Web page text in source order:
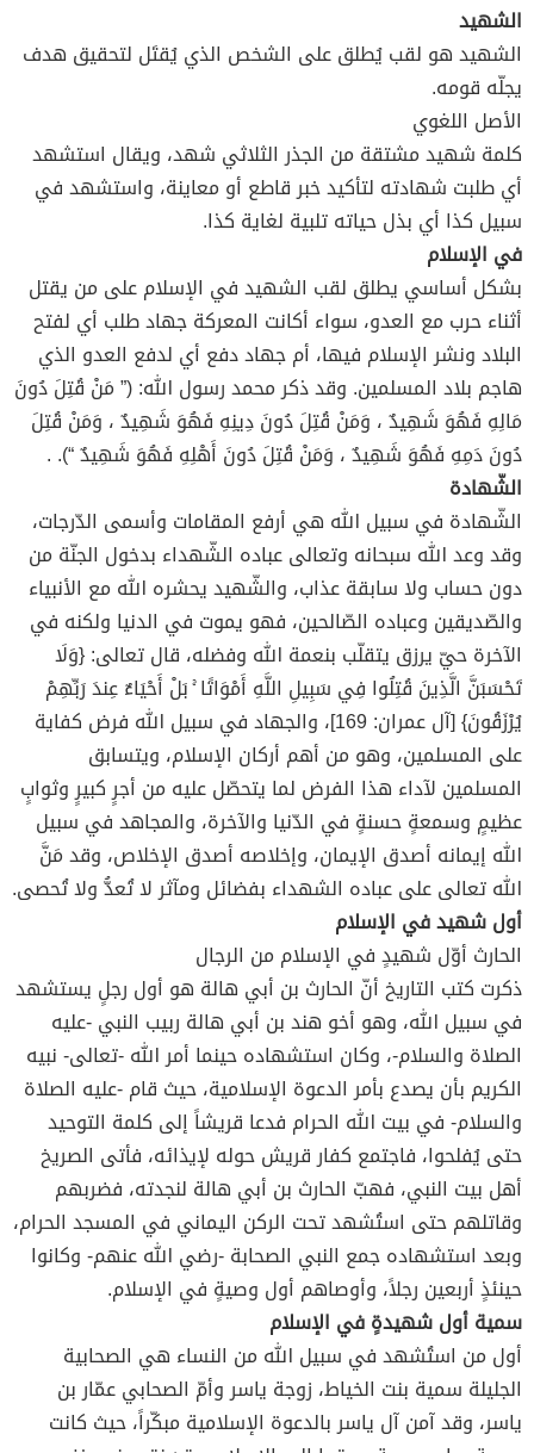
الشهيد
الشهيد هو لقب يُطلق على الشخص الذي يُقتَل لتحقيق هدف
يجلّه قومه.
الأصل اللغوي
كلمة شهيد مشتقة من الجذر الثلاثي شهد، ويقال استشهد
أي طلبت شهادته لتأكيد خبر قاطع أو معاينة، واستشهد في
سبيل كذا أي بذل حياته تلبية لغاية كذا.
في الإسلام
بشكل أساسي يطلق لقب الشهيد في الإسلام على من يقتل
أثناء حرب مع العدو، سواء أكانت المعركة جهاد طلب أي لفتح
البلاد ونشر الإسلام فيها، أم جهاد دفع أي لدفع العدو الذي
هاجم بلاد المسلمين. وقد ذكر محمد رسول الله: (” مَنْ قُتِلَ دُونَ
مَالِهِ فَهُوَ شَهِيدٌ ، وَمَنْ قُتِلَ دُونَ دِينِهِ فَهُوَ شَهِيدٌ ، وَمَنْ قُتِلَ
دُونَ دَمِهِ فَهُوَ شَهِيدٌ ، وَمَنْ قُتِلَ دُونَ أَهْلِهِ فَهُوَ شَهِيدٌ “). .
الشّهادة
الشّهادة في سبيل الله هي أرفع المقامات وأسمى الدّرجات،
وقد وعد الله سبحانه وتعالى عباده الشّهداء بدخول الجنّة من
دون حساب ولا سابقة عذاب، والشّهيد يحشره الله مع الأنبياء
والصّديقين وعباده الصّالحين، فهو يموت في الدنيا ولكنه في
الآخرة حيّ يرزق يتقلّب بنعمة الله وفضله، قال تعالى: {وَلَا
تَحْسَبَنَّ الَّذِينَ قُتِلُوا فِي سَبِيلِ اللَّهِ أَمْوَاتًا ۚ بَلْ أَحْيَاءٌ عِندَ رَبِّهِمْ
يُرْزَقُونَ} [آل عمران: 169]، والجهاد في سبيل الله فرض كفاية
على المسلمين، وهو من أهم أركان الإسلام، ويتسابق
المسلمين لآداء هذا الفرض لما يتحصّل عليه من أجرٍ كبيرٍ وثوابٍ
عظيمٍ وسمعةٍ حسنةٍ في الدّنيا والآخرة، والمجاهد في سبيل
الله إيمانه أصدق الإيمان، وإخلاصه أصدق الإخلاص، وقد مَنَّ
الله تعالى على عباده الشهداء بفضائل ومآثر لا تُعدُّ ولا تُحصى.
أول شهيد في الإسلام
الحارث أوّل شهيدٍ في الإسلام من الرجال
ذكرت كتب التاريخ أنّ الحارث بن أبي هالة هو أول رجلٍ يستشهد
في سبيل الله، وهو أخو هند بن أبي هالة ربيب النبي -عليه
الصلاة والسلام-، وكان استشهاده حينما أمر الله -تعالى- نبيه
الكريم بأن يصدع بأمر الدعوة الإسلامية، حيث قام -عليه الصلاة
والسلام- في بيت الله الحرام فدعا قريشاً إلى كلمة التوحيد
حتى يُفلحوا، فاجتمع كفار قريش حوله لإيذائه، فأتى الصريخ
أهل بيت النبي، فهبّ الحارث بن أبي هالة لنجدته، فضربهم
وقاتلهم حتى استُشهد تحت الركن اليماني في المسجد الحرام،
وبعد استشهاده جمع النبي الصحابة -رضي الله عنهم- وكانوا
حينئذٍ أربعين رجلاً، وأوصاهم أول وصيةٍ في الإسلام.
سمية أول شهيدةٍ في الإسلام
أول من استُشهد في سبيل الله من النساء هي الصحابية
الجليلة سمية بنت الخياط، زوجة ياسر وأمّ الصحابي عمّار بن
ياسر، وقد آمن آل ياسر بالدعوة الإسلامية مبكّراً، حيث كانت